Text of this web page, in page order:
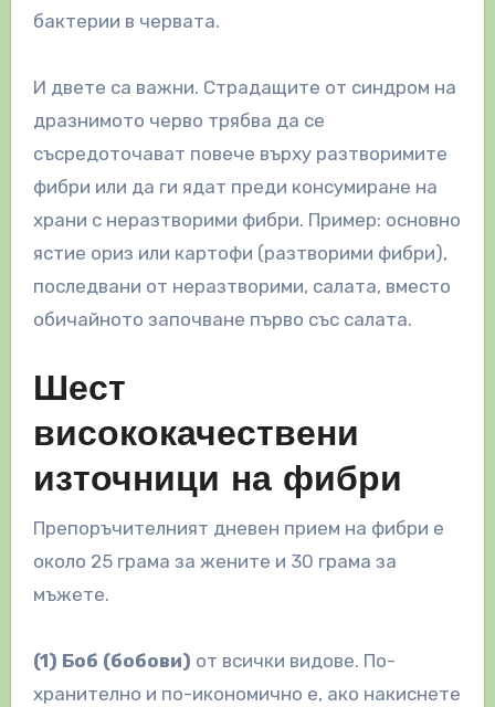
бактерии в червата.
И двете са важни. Страдащите от синдром на
дразнимото черво трябва да се
съсредоточават повече върху разтворимите
фибри или да ги ядат преди консумиране на
храни с неразтворими фибри. Пример: основно
ястие ориз или картофи (разтворими фибри),
последвани от неразтворими, салата, вместо
обичайното започване първо със салата.
Шест
висококачествени
източници на фибри
Препоръчителният дневен прием на фибри е
около 25 грама за жените и 30 грама за
мъжете.
(1) Боб (бобови) от всички видове. По-
хранително и по-икономично е, ако накиснете